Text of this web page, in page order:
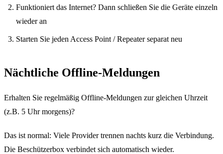
Fritz!Box WireGuard
Funktioniert das Internet? Dann schließen Sie die Geräte einzeln
wieder an
Starten Sie jeden Access Point / Repeater separat neu
Nächtliche Offline-Meldungen
Erhalten Sie regelmäßig Offline-Meldungen zur gleichen Uhrzeit
(z.B. 5 Uhr morgens)?
Das ist normal: Viele Provider trennen nachts kurz die Verbindung.
Die Beschützerbox verbindet sich automatisch wieder.